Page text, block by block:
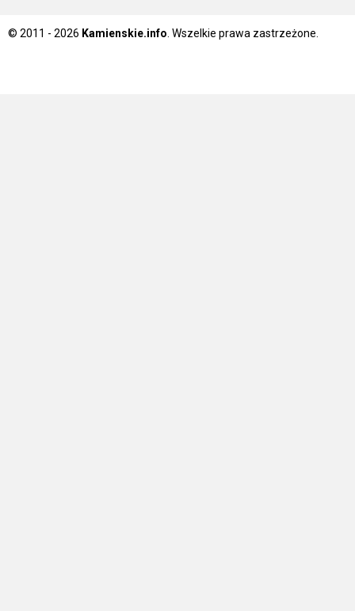
© 2011 - 2026 Kamienskie.info . Wszelkie prawa zastrzeżone.